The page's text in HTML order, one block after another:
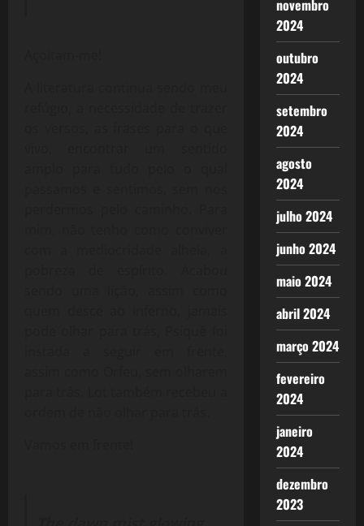
novembro
2024
outubro
2024
setembro
2024
agosto
2024
julho 2024
junho 2024
maio 2024
abril 2024
março 2024
fevereiro
2024
janeiro
2024
dezembro
2023